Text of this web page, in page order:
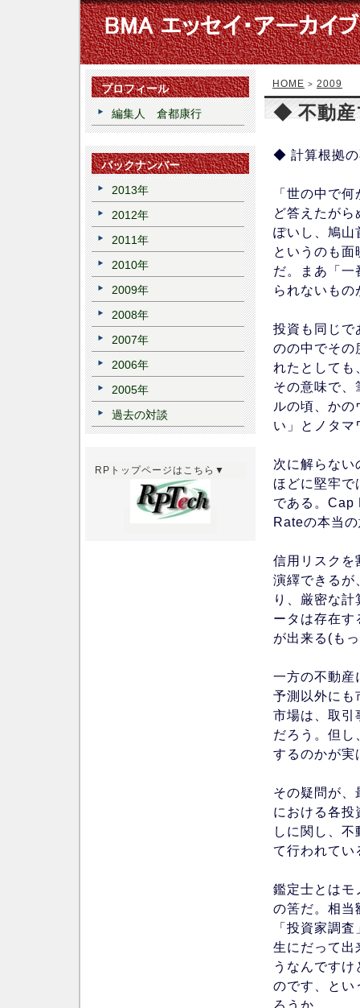
HOME > 2009
◆ 不動産
◆ 計算根拠
「世の中で
ど答えたが
ぽいし、鳩山
というのも
だ。まあ「一
られないも
投資も同じで
のの中でその
れたとしても
その意味で
ルの頃、か
い」とノタマ
次に解らない
ほどに堅牢で
である。Cap
Rateの本当
信用リスク
演繹できるが
り、厳密な
ータは存在す
が出来る(も
一方の不動
予測以外にも
市場は、取引
だろう。但
するのかが実
その疑問が
における各投
しに関し、
て行われてい
鑑定士とはモ
の筈だ。相当
「投資家調
生にだって出
うなんです
のです、とい
ろうか。
プロフィール
編集人 倉都康行
バックナンバー
2013年
2012年
2011年
2010年
2009年
2008年
2007年
2006年
2005年
過去の対談
RPトップページはこちら▼